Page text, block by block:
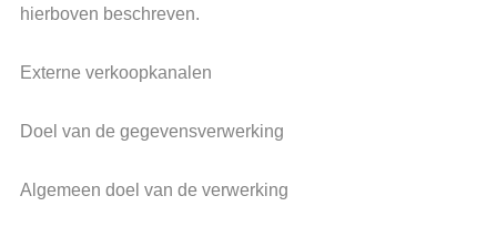
hierboven beschreven.
Externe verkoopkanalen
Doel van de gegevensverwerking
Algemeen doel van de verwerking